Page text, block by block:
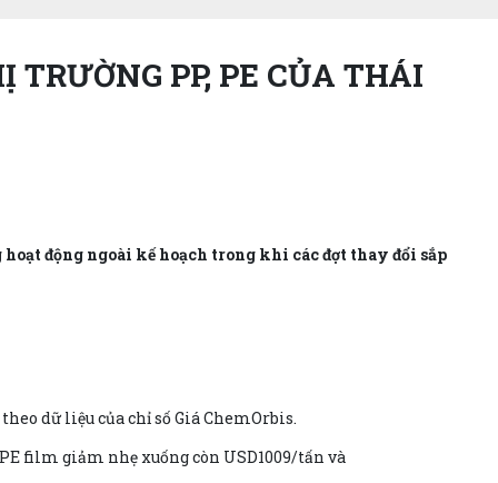
PP, PE CỦA THÁI
động ngoài kế hoạch trong khi các đợt thay đổi sắp
dữ liệu của chỉ số Giá ChemOrbis.
film giảm nhẹ xuống còn USD1009/tấn và